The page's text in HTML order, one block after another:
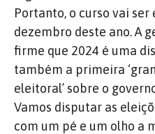
Portanto, o curso vai
dezembro deste ano. A
firme que 2024 é uma
também a primeira
eleitoral’ sobre o
Vamos disputar as
com um pé e um olho a